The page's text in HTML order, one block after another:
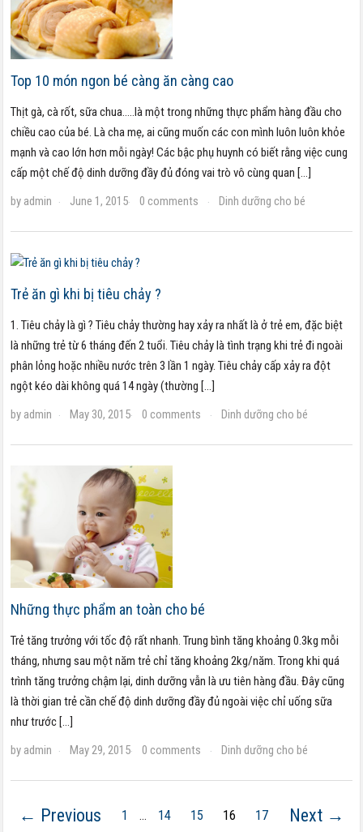
Top 10 món ngon bé càng ăn càng cao
Thịt gà, cà rốt, sữa chua…..là một trong những thực phẩm hàng đầu cho
chiều cao của bé. Là cha mẹ, ai cũng muốn các con mình luôn luôn khỏe
mạnh và cao lớn hơn mỗi ngày! Các bậc phụ huynh có biết rằng việc cung
cấp một chế độ dinh dưỡng đầy đủ đóng vai trò vô cùng quan […]
by admin · June 1, 2015· 0 comments · Dinh dưỡng cho bé
Trẻ ăn gì khi bị tiêu chảy ?
1. Tiêu chảy là gì ? Tiêu chảy thường hay xảy ra nhất là ở trẻ em, đặc biệt
là những trẻ từ 6 tháng đến 2 tuổi. Tiêu chảy là tình trạng khi trẻ đi ngoài
phân lỏng hoặc nhiều nước trên 3 lần 1 ngày. Tiêu chảy cấp xảy ra đột
ngột kéo dài không quá 14 ngày (thường […]
by admin · May 30, 2015· 0 comments · Dinh dưỡng cho bé
Những thực phẩm an toàn cho bé
Trẻ tăng trưởng với tốc độ rất nhanh. Trung bình tăng khoảng 0.3kg mỗi
tháng, nhưng sau một năm trẻ chỉ tăng khoảng 2kg/năm. Trong khi quá
trình tăng trưởng chậm lại, dinh dưỡng vẫn là ưu tiên hàng đầu. Đây cũng
là thời gian trẻ cần chế độ dinh dưỡng đầy đủ ngoài việc chỉ uống sữa
như trước […]
by admin · May 29, 2015· 0 comments · Dinh dưỡng cho bé
← Previous 1 … 14 15 16 17 Next →